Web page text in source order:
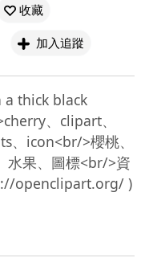
收藏
加入追蹤
thick black
、clipart、
icon<br/>櫻桃、
水果、圖標<br/>資